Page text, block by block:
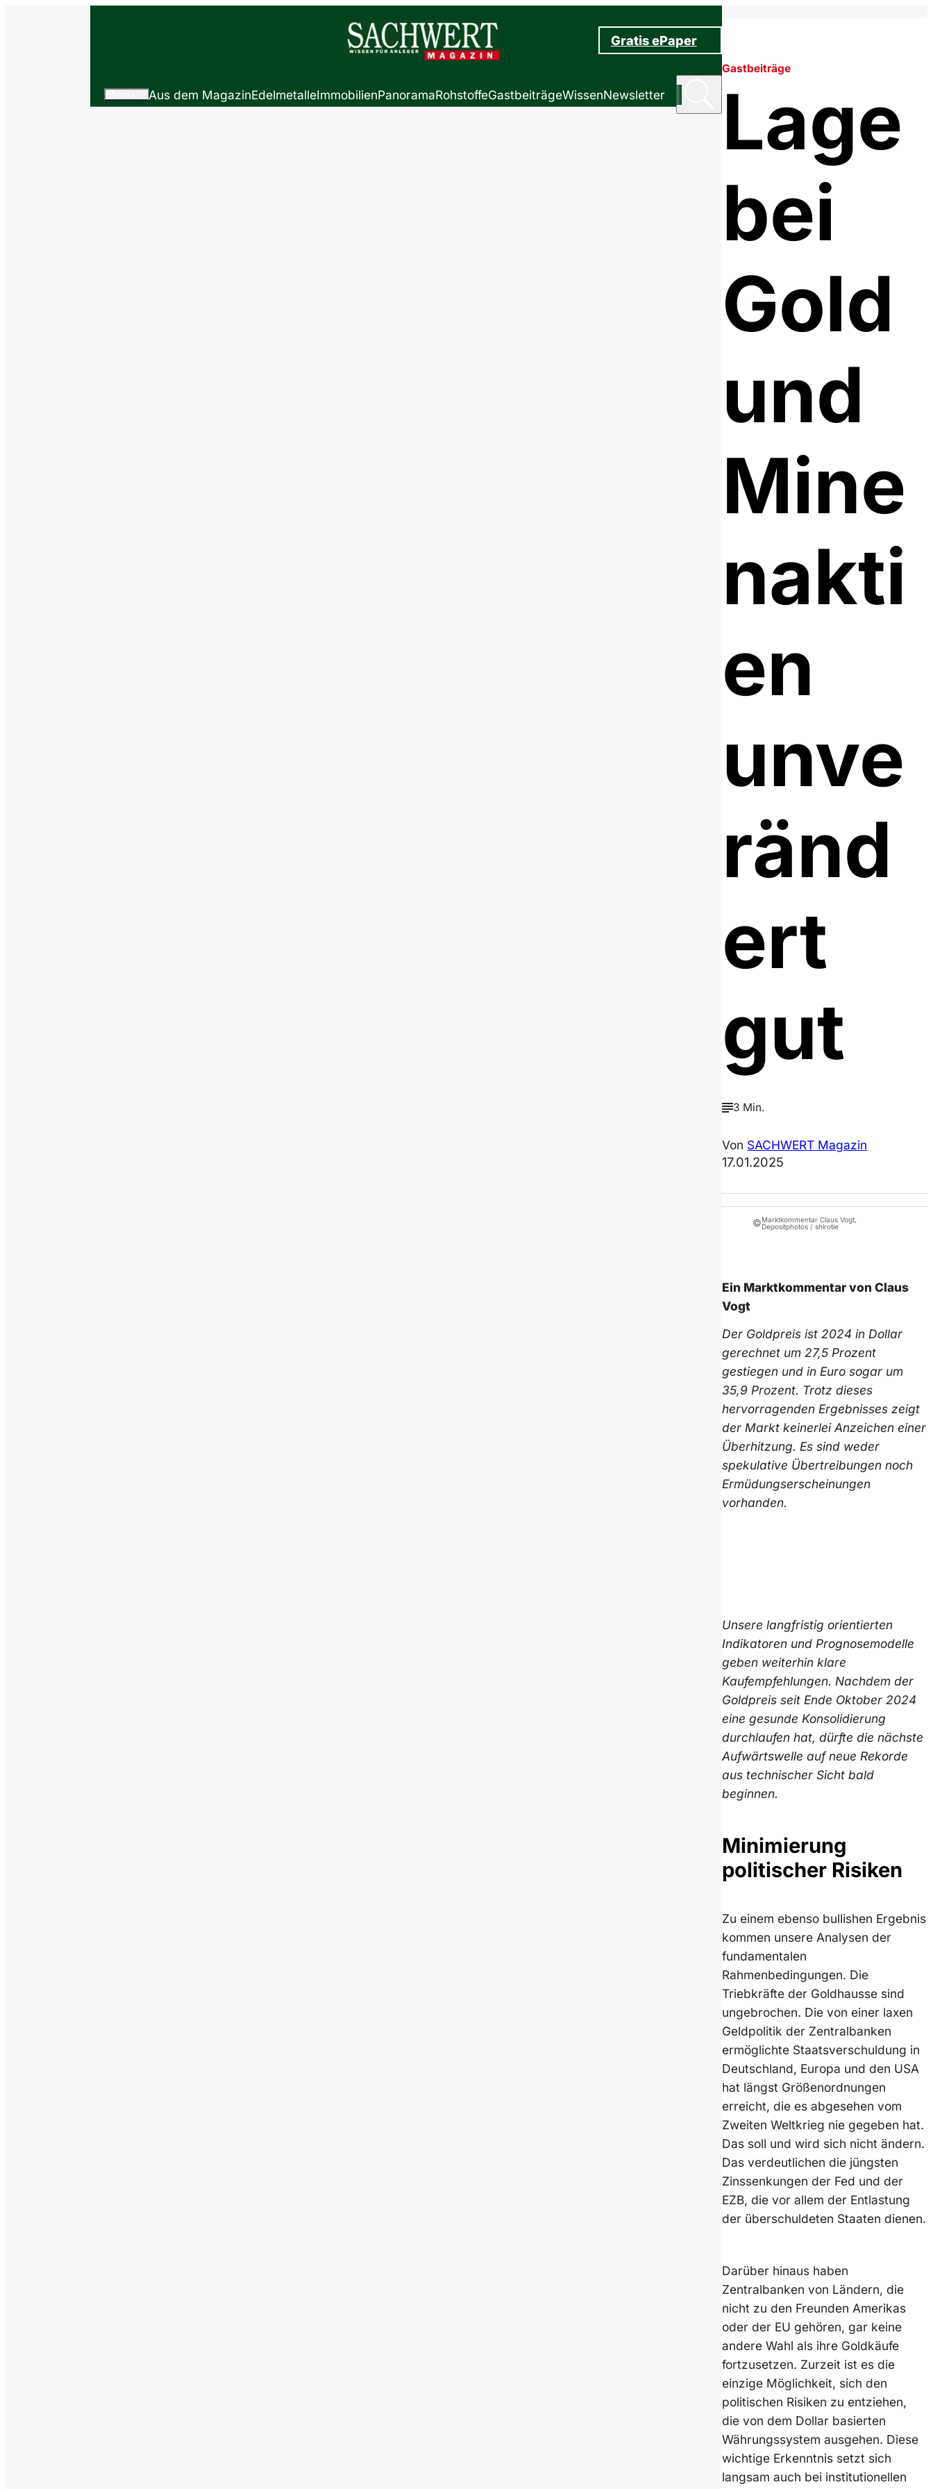
Gratis ePaper
Aus dem MagazinEdelmetalleImmobilienPanoramaRohstoffeGastbeiträgeWissenNewsletter
Gastbeiträge
Lage
bei
Gold
und
Mine
nakti
en
unve
ränd
ert
gut
3 Min.
Von SACHWERT Magazin
17.01.2025
©Marktkommentar Claus Vogt,
Depositphotos / shirotie
Ein Marktkommentar von Claus
Vogt
Der Goldpreis ist 2024 in Dollar
gerechnet um 27,5 Prozent
gestiegen und in Euro sogar um
35,9 Prozent. Trotz dieses
hervorragenden Ergebnisses zeigt
der Markt keinerlei Anzeichen einer
Überhitzung. Es sind weder
spekulative Übertreibungen noch
Ermüdungserscheinungen
vorhanden.
Unsere langfristig orientierten
Indikatoren und Prognosemodelle
geben weiterhin klare
Kaufempfehlungen. Nachdem der
Goldpreis seit Ende Oktober 2024
eine gesunde Konsolidierung
durchlaufen hat, dürfte die nächste
Aufwärtswelle auf neue Rekorde
aus technischer Sicht bald
beginnen.
Minimierung
politischer Risiken
Zu einem ebenso bullishen Ergebnis
kommen unsere Analysen der
fundamentalen
Rahmenbedingungen. Die
Triebkräfte der Goldhausse sind
ungebrochen. Die von einer laxen
Geldpolitik der Zentralbanken
ermöglichte Staatsverschuldung in
Deutschland, Europa und den USA
hat längst Größenordnungen
erreicht, die es abgesehen vom
Zweiten Weltkrieg nie gegeben hat.
Das soll und wird sich nicht ändern.
Das verdeutlichen die jüngsten
Zinssenkungen der Fed und der
EZB, die vor allem der Entlastung
der überschuldeten Staaten dienen.
Darüber hinaus haben
Zentralbanken von Ländern, die
nicht zu den Freunden Amerikas
oder der EU gehören, gar keine
andere Wahl als ihre Goldkäufe
fortzusetzen. Zurzeit ist es die
einzige Möglichkeit, sich den
politischen Risiken zu entziehen,
die von dem Dollar basierten
Währungssystem ausgehen. Diese
wichtige Erkenntnis setzt sich
langsam auch bei institutionellen